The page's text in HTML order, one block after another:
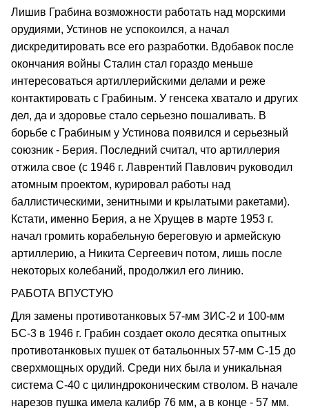
Лишив Грабина возможности работать над морскими
орудиями, Устинов не успокоился, а начал
дискредитировать все его разработки. Вдобавок после
окончания войны Сталин стал гораздо меньше
интересоваться артиллерийскими делами и реже
контактировать с Грабиным. У генсека хватало и других
дел, да и здоровье стало серьезно пошаливать. В
борьбе с Грабиным у Устинова появился и серьезный
союзник - Берия. Последний считал, что артиллерия
отжила свое (с 1946 г. Лаврентий Павлович руководил
атомным проектом, курировал работы над
баллистическими, зенитными и крылатыми ракетами).
Кстати, именно Берия, а не Хрущев в марте 1953 г.
начал громить корабельную береговую и армейскую
артиллерию, а Никита Сергеевич потом, лишь после
некоторых колебаний, продолжил его линию.
РАБОТА ВПУСТУЮ
Для замены противотанковых 57-мм ЗИС-2 и 100-мм
БС-3 в 1946 г. Грабин создает около десятка опытных
противотанковых пушек от батальонных 57-мм С-15 до
сверхмощных орудий. Среди них была и уникальная
система С-40 с цилиндроконическим стволом. В начале
нарезов пушка имела калибр 76 мм, а в конце - 57 мм.